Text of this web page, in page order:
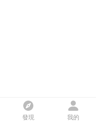
發現 我的